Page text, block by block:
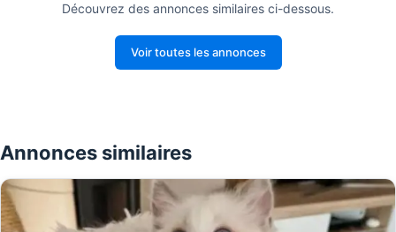
Découvrez des annonces similaires ci-dessous.
Voir toutes les annonces
Annonces similaires